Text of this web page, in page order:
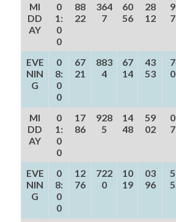
MI
DD
AY
0
1:
0
0
88
22
364
7
60
56
28
12
EVE
NIN
G
0
8:
0
0
67
21
883
4
67
14
43
53
MI
DD
AY
0
1:
0
0
17
86
928
5
14
48
59
02
EVE
NIN
G
0
8:
0
0
12
76
722
0
10
19
03
96